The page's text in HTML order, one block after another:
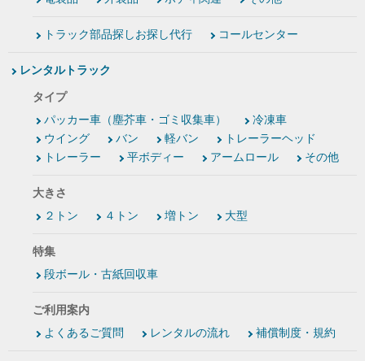
トラック部品探しお探し代行 コールセンター
レンタルトラック
タイプ
パッカー車（塵芥車・ゴミ収集車）
冷凍車
ウイング
バン 軽バン
トレーラーヘッド
トレーラー
平ボディー アームロール その他
大きさ
２トン
４トン 増トン 大型
特集
段ボール・古紙回収車
ご利用案内
よくあるご質問
レンタルの流れ 補償制度・規約